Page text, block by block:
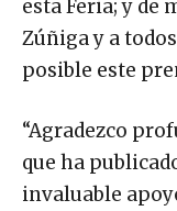
esta Feria; y de
Zúñiga y a
posible este
“Agradezco
que ha
invaluable